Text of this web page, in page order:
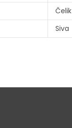
Čelik
Siva